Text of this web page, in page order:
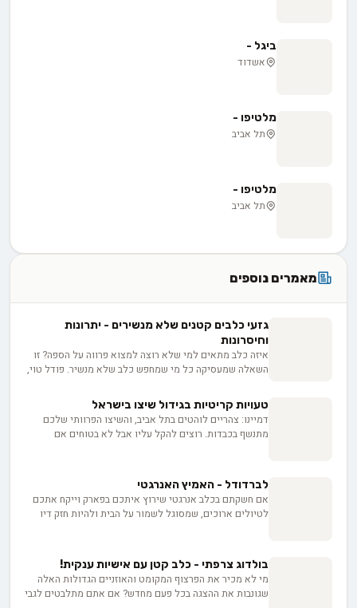
ביגל -
אשדוד
מלטיפו -
תל אביב
מלטיפו -
תל אביב
מאמרים נוספים
גזעי כלבים קטנים שלא מנשירים - יתרונות
וחיסרונות
איזה כלב מתאים למי שלא רוצה למצוא פרווה על הספה? זו
השאלה שמעסיקה כל מי שמחפש כלב שלא מנשיר. פודל טוי,
עם צרכי טיפוח שונים. אבל התווית "היפואלרגני" יכולה
להטעות, ולפני שמשקיעים 3,000 עד 8,000 ש"ח בגור חשוב
לדעת בדיוק מה לשאול את המוכר כדי להבדיל בין הבטחה
למציאות.
טעויות קריטיות בגידול שיצו בישראל
דמיינו: צהריים לוהטים בתל אביב, והשיצו הפרוותי שלכם
מתנשף בכבדות. רוצים להקל עליו אבל לא בטוחים אם
איך להזין נכון, וכיצד לשמור על פרוותם המפוארת? הצטרפו
אלינו למדריך שיחסוך לכם טעויות ויעניק לשיצו שלכם חיים
מאושרים בישראל.
לברדודל - האמיץ האנרגטי
אם חשקתם בכלב אנרגטי שירוץ איתכם בפארק וייקח אתכם
לטיולים ארוכים, שמסוגל לשמור על הבית ולהיות חזק דיו
לברדודל. הלברדודל נוצר מהצלבה מתוכננת בין גזע הלברדור
והפודל במטרה ליצור כלב נחייה מושלם, אך התוצאות קצת
פחות התאימו לציפיות. הלברדודל אמנם כלב יפה תואר עם
פרווה רכה ונעימה, אך האינטיליגציה הבינונית עם עודף מרץ
בולדוג צרפתי - כלב קטן עם אישיות ענקית!
מי לא מכיר את הפרצוף המקומט והאוזניים הגדולות האלה
שגונבות את ההצגה בכל פעם מחדש? אם אתם מתלבטים לגבי